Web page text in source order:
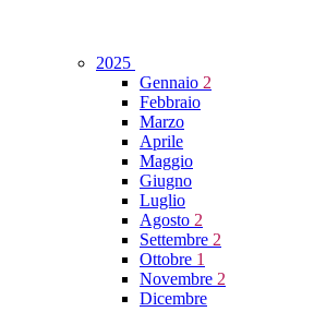
2025
Gennaio 2
Febbraio
Marzo
Aprile
Maggio
Giugno
Luglio
Agosto 2
Settembre 2
Ottobre 1
Novembre 2
Dicembre